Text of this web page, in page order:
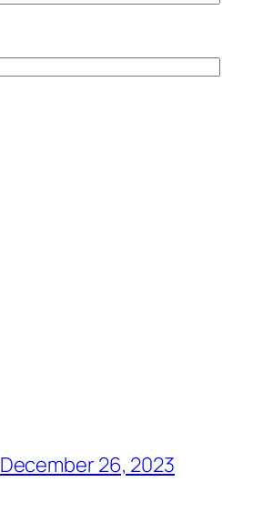
December 26, 2023